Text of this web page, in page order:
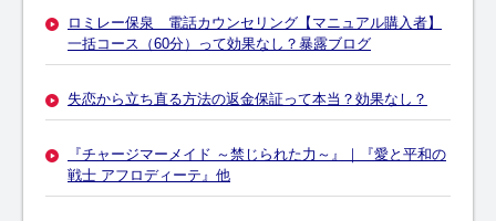
ロミレー保泉 電話カウンセリング【マニュアル購入者】
一括コース（60分）って効果なし？暴露ブログ
失恋から立ち直る方法の返金保証って本当？効果なし？
『チャージマーメイド ～禁じられた力～』｜『愛と平和の
戦士 アフロディーテ』他